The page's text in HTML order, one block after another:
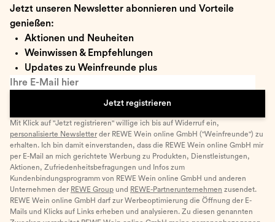
Jetzt unseren Newsletter abonnieren und Vorteile
genießen:
Aktionen und Neuheiten
Weinwissen & Empfehlungen
Updates zu Weinfreunde plus
Ihre E-Mail hier
Jetzt registrieren
Mit Klick auf "Jetzt registrieren" willige ich bis auf Widerruf ein,
personalisierte Newsletter der REWE Wein online GmbH ("Weinfreunde") zu
erhalten. Ich bin damit einverstanden, dass die REWE Wein online GmbH mir
per E-Mail an mich gerichtete Werbung zu Produkten, Dienstleistungen,
Aktionen, Zufriedenheitsbefragungen und Infos zum
Kundenbindungsprogramm von REWE Wein online GmbH und anderen
Unternehmen der REWE Group und REWE-Partnerunternehmen zusendet.
REWE Wein online GmbH darf zur Werbeoptimierung die Öffnung der E-
Mails und Klicks auf Links erheben und analysieren. Zu diesen genannten